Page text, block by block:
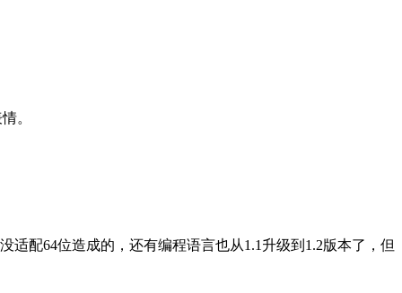
。
配64位造成的，还有编程语言也从1.1升级到1.2版本了，但